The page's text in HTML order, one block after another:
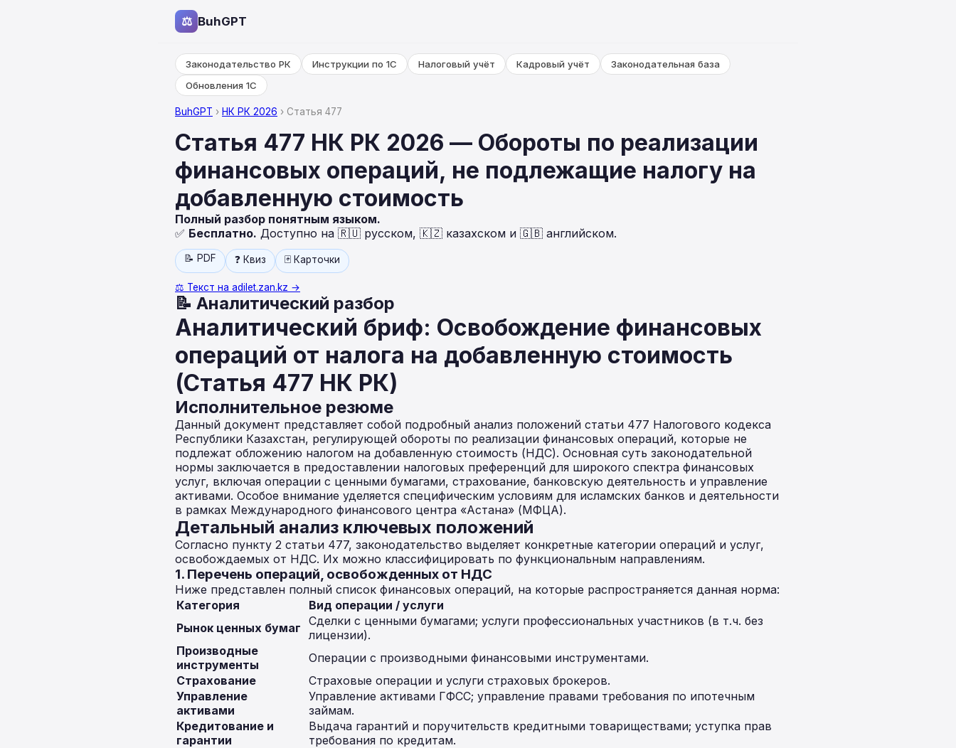
⚖ BuhGPT
Законодательство РК Инструкции по 1С Налоговый учёт Кадровый учёт
Законодательная база
Обновления 1С
BuhGPT › НК РК 2026 › Статья 477
Статья 477 НК РК 2026 — Обороты по реализации
финансовых операций, не подлежащие налогу на
добавленную стоимость
Полный разбор понятным языком.
✅ Бесплатно. Доступно на 🇷🇺 русском, 🇰🇿 казахском и 🇬🇧 английском.
📝 PDF ❓ Квиз 🃏 Карточки
⚖️ Текст на adilet.zan.kz →
📝 Аналитический разбор
Аналитический бриф: Освобождение финансовых
операций от налога на добавленную стоимость
(Статья 477 НК РК)
Исполнительное резюме
Данный документ представляет собой подробный анализ положений статьи 477 Налогового кодекса
Республики Казахстан, регулирующей обороты по реализации финансовых операций, которые не
подлежат обложению налогом на добавленную стоимость (НДС). Основная суть законодательной
нормы заключается в предоставлении налоговых преференций для широкого спектра финансовых
услуг, включая операции с ценными бумагами, страхование, банковскую деятельность и управление
активами. Особое внимание уделяется специфическим условиям для исламских банков и деятельности
в рамках Международного финансового центра «Астана» (МФЦА).
Детальный анализ ключевых положений
Согласно пункту 2 статьи 477, законодательство выделяет конкретные категории операций и услуг,
освобождаемых от НДС. Их можно классифицировать по функциональным направлениям.
1. Перечень операций, освобожденных от НДС
Ниже представлен полный список финансовых операций, на которые распространяется данная норма:
Категория
Вид операции / услуги
Рынок ценных бумаг Сделки с ценными бумагами; услуги профессиональных участников (в т.ч. без
лицензии).
Производные
инструменты
Операции с производными финансовыми инструментами.
Страхование
Страховые операции и услуги страховых брокеров.
Управление
активами
Управление активами ГФСС; управление правами требования по ипотечным
займам.
Кредитование и
гарантии
Выдача гарантий и поручительств кредитными товариществами; уступка прав
требования по кредитам.